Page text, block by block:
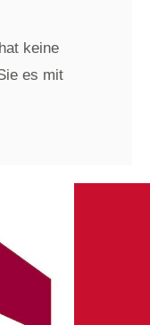
keine
es mit